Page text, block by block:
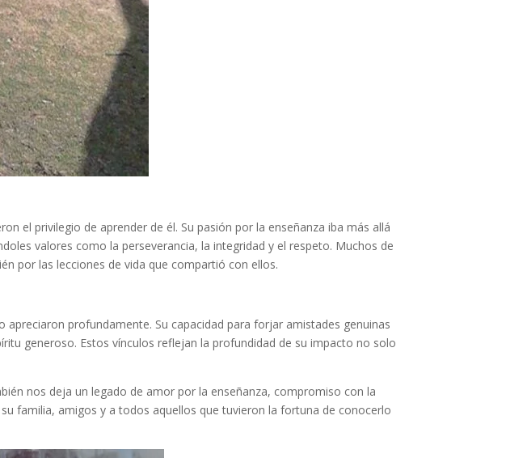
el privilegio de aprender de él. Su pasión por la enseñanza iba más allá
valores como la perseverancia, la integridad y el respeto. Muchos de
por las lecciones de vida que compartió con ellos.
profundamente. Su capacidad para forjar amistades genuinas
generoso. Estos vínculos reflejan la profundidad de su impacto no solo
nos deja un legado de amor por la enseñanza, compromiso con la
familia, amigos y a todos aquellos que tuvieron la fortuna de conocerlo